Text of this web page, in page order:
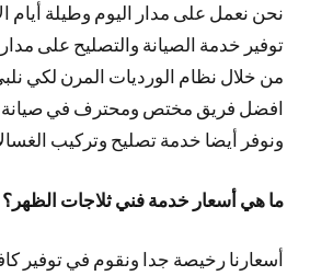
نحن نعمل على مدار اليوم وطيلة أيام
من خلال نظام الورديات المرن لكي
افضل فريق مختص ومحترف في صيانة
ونوفر أيضا خدمة تصليح وتركيب
ما هي أسعار خدمة فني ثلاجات الظهر؟
أسعارنا رخيصة جدا ونقوم في توفير